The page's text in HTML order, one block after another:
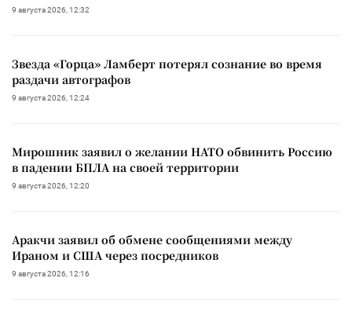
9 августа 2026, 12:32
Звезда «Горца» Ламберт потерял сознание во время
раздачи автографов
9 августа 2026, 12:24
Мирошник заявил о желании НАТО обвинить Россию
в падении БПЛА на своей территории
9 августа 2026, 12:20
Аракчи заявил об обмене сообщениями между
Ираном и США через посредников
9 августа 2026, 12:16